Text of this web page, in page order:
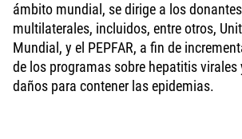
ámbito mundial, se dirige a los
multilaterales, incluidos, entre otros,
Mundial, y el PEPFAR, a fin de
de los programas sobre hepatitis virales
daños para contener las epidemias.